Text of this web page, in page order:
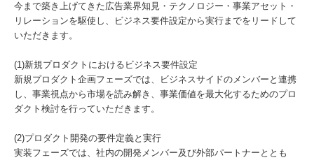
今まで築き上げてきた広告業界知見・テクノロジー・事業アセット・
リレーションを駆使し、ビジネス要件設定から実行までをリードして
いただきます。
(1)新規プロダクトにおけるビジネス要件設定
新規プロダクト企画フェーズでは、ビジネスサイドのメンバーと連携
し、事業視点から市場を読み解き、事業価値を最大化するためのプロ
ダクト検討を行っていただきます。
(2)プロダクト開発の要件定義と実行
実装フェーズでは、社内の開発メンバー及び外部パートナーととも